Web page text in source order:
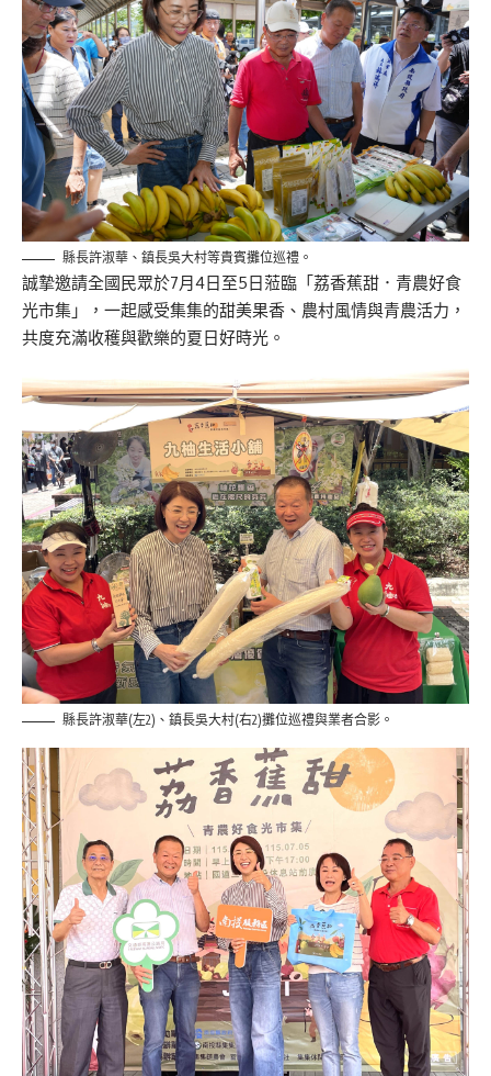
縣長許淑華、鎮長吳大村等貴賓攤位巡禮。
誠摯邀請全國民眾於7月4日至5日蒞臨「荔香蕉甜．青農好食
光市集」，一起感受集集的甜美果香、農村風情與青農活力，
共度充滿收穫與歡樂的夏日好時光。
縣長許淑華(左2)、鎮長吳大村(右2)攤位巡禮與業者合影。